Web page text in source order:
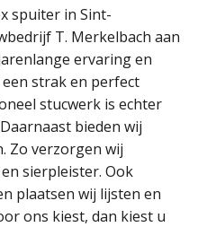
spuiter in Sint-
T. Merkelbach aan
ervaring en
strak en perfect
stucwerk is echter
bieden wij
Zo verzorgen wij
sierpleister. Ook
plaatsen wij lijsten en
ons kiest, dan kiest u